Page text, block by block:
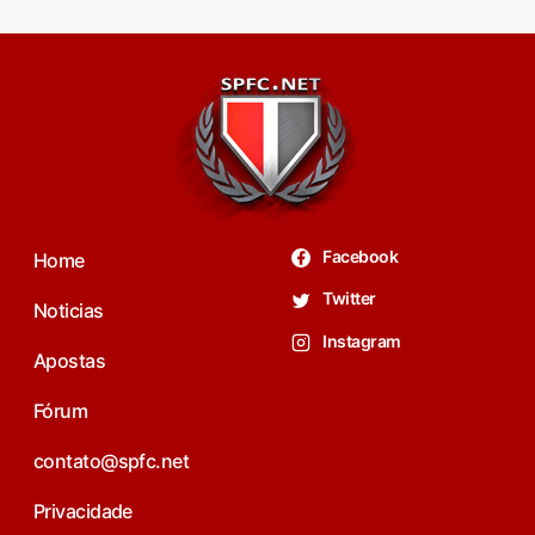
Home
Noticias
Apostas
Fórum
contato@spfc.net
Privacidade
Facebook
Twitter
Instagram